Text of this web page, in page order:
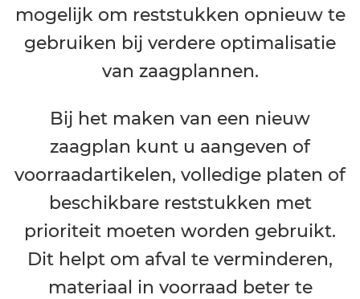
mogelijk om reststukken opnieuw te
gebruiken bij verdere optimalisatie
van zaagplannen.
Bij het maken van een nieuw
zaagplan kunt u aangeven of
voorraadartikelen, volledige platen of
beschikbare reststukken met
prioriteit moeten worden gebruikt.
Dit helpt om afval te verminderen,
materiaal in voorraad beter te